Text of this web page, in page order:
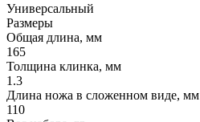
Универсальный
Размеры
Общая длина, мм
165
Толщина клинка, мм
1.3
Длина ножа в сложенном виде, мм
110